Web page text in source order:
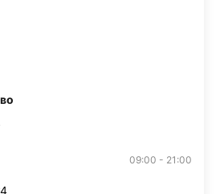
09:00 - 21:00